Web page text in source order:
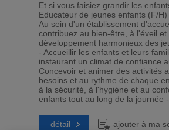
Et si vous faisiez grandir les
Educateur de jeunes enfants (F/
Au sein d'un établissement
contribuez au bien-être, à l'éveil et
développement harmonieux des
- Accueillir les enfants et leurs
instaurant un climat de confiance
Concevoir et animer des activités
besoins et au rythme de chaque
à la sécurité, à l'hygiène et au
enfants tout au long de la journée
détail ajouter à ma